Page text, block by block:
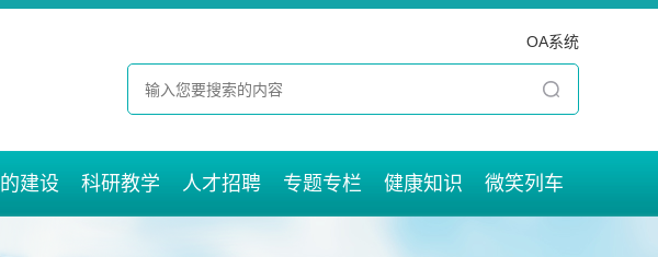
OA系统
建设 科研教学 人才招聘 专题专栏 健康知识 微笑列车